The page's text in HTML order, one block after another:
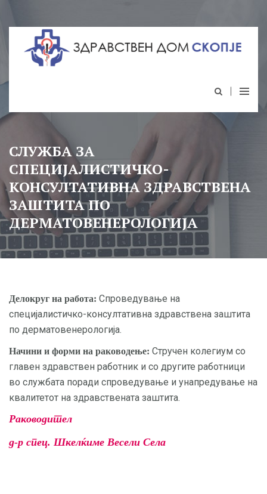
СЛУЖБА ЗА
СПЕЦИЈАЛИСТИЧКО-
КОНСУЛТАТИВНА ЗДРАВСТВЕНА
ЗАШТИТА ПО
ДЕРМАТОВЕНЕРОЛОГИЈА
Делокруг на работа: Спроведување на
специјалистичко-консултативна здравствена заштита
по дерматовенерологија.
Начини и форми на раководење: Стручен колегиум со
главен здравствен работник и со другите работници
во службата поради спроведување и унапредување на
квалитетот на здравствената заштита.
Раководител
д-р спец. Шкелќиме Весели Села